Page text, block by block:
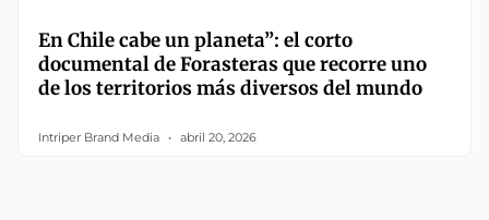
En Chile cabe un planeta”: el corto
documental de Forasteras que recorre uno
de los territorios más diversos del mundo
Intriper Brand Media abril 20, 2026